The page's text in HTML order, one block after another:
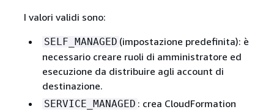
I valori validi sono:
SELF_MANAGED (impostazione predefinita): è
necessario creare ruoli di amministratore ed
esecuzione da distribuire agli account di
destinazione.
SERVICE_MANAGED : crea CloudFormation